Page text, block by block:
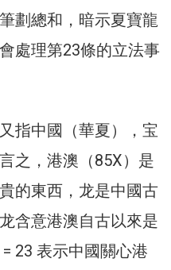
劃總和，暗示夏寶龍
處理第23條的立法事
指中國（華夏），宝
之，港澳（85X）是
的東西，龙是中國古
含意港澳自古以來是
23 表示中國關心港